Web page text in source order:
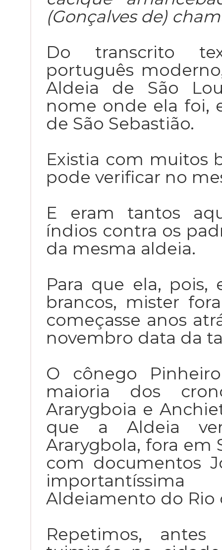
(Gonçalves de)
Do transcrito
português
Aldeia de São
nome onde ela foi,
de São Sebastião.
Existia com muitos
pode verificar no
E eram tantos
índios contra os
da mesma aldeia.
Para que ela, pois,
brancos, mister
começasse anos
novembro data da
O cônego
maioria dos
Ararygboia e
que a Aldeia
Ararygbola, fora em
com documentos
Aldeiamento do Rio
Repetimos,